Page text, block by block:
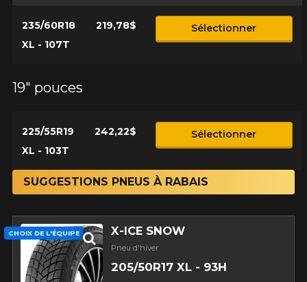
235/60R18
XL - 107T
219,78$ Sélectionner
19" pouces
225/55R19
XL - 103T
242,22$ Sélectionner
SUGGESTIONS PNEUS À RABAIS
X-ICE SNOW
Pneu d'hiver
205/50R17 XL - 93H
CHOIX DE L'ÉQUIPE